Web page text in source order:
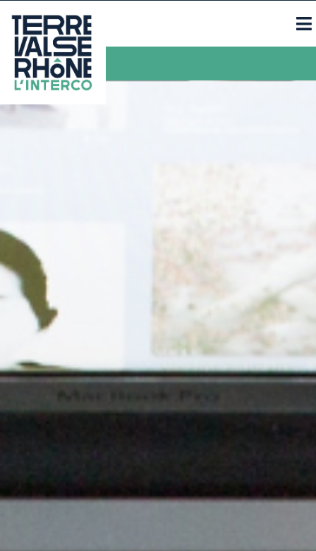
Contacts